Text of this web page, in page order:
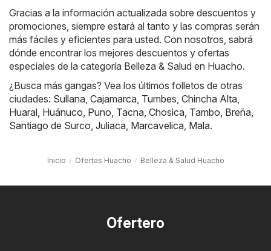
Gracias a la información actualizada sobre descuentos y
promociones, siempre estará al tanto y las compras serán
más fáciles y eficientes para usted. Con nosotros, sabrá
dónde encontrar los mejores descuentos y ofertas
especiales de la categoría Belleza & Salud en Huacho.
¿Busca más gangas? Vea los últimos folletos de otras
ciudades: Sullana Cajamarca Tumbes Chincha Alta
Huaral Huánuco Puno Tacna Chosica Tambo Breña
Santiago de Surco Juliaca Marcavelica Mala.
Inicio Ofertas Huacho Belleza & Salud Huacho
Ofertero